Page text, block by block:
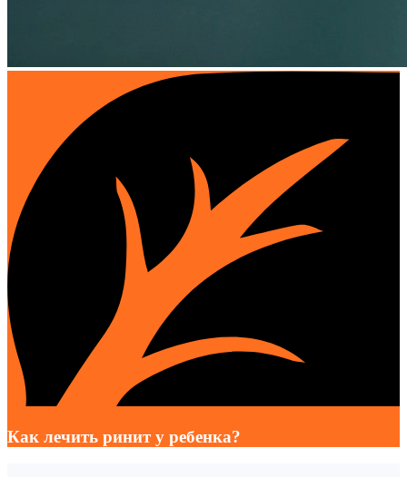
Как лечить ринит у ребенка?